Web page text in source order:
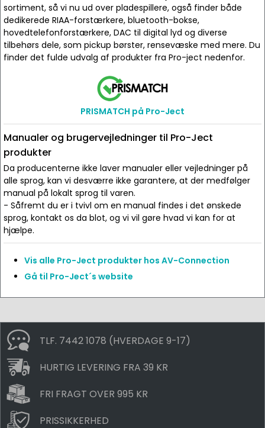
sortiment, så vi nu ud over pladespillere, også finder både
dedikerede RIAA-forstærkere, bluetooth-bokse,
hovedtelefonforstærkere, DAC til digital lyd og diverse
tilbehørs dele, som pickup børster, rensevæske med mere. Du
finder det fulde udvalg af produkter fra Pro-ject nedenfor.
PRISMATCH på Pro-Ject
Manualer og brugervejledninger til Pro-Ject
produkter
Da producenterne ikke laver manualer eller vejledninger på
alle sprog, kan vi desværre ikke garantere, at der medfølger
manual på lokalt sprog til varen.
- Såfremt du er i tvivl om en manual findes i det ønskede
sprog, kontakt os da blot, og vi vil gøre hvad vi kan for at
hjælpe.
Vis alle Pro-Ject produkter hos AV-Connection
Gå til Pro-Ject´s website
TLF. 7442 1078 (HVERDAGE 9-17)
HURTIG LEVERING FRA 39 KR
FRI FRAGT OVER 995 KR
PRISSIKKERHED